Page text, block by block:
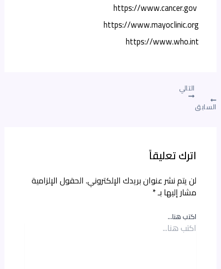
https://www.cancer.gov
https://www.mayoclinic.org
https://www.who.int
السابق
التالي
اترك تعليقاً
لن يتم نشر عنوان بريدك الإلكتروني. الحقول الإلزامية
مشار إليها بـ*
اكتب هنا...